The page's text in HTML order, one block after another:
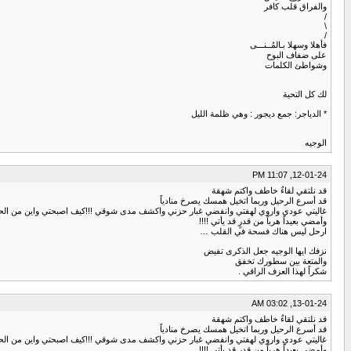
والفراق قلب كافر
/
\
/
فأهلا وسهلا بـالمُــنـــى
على ضفاف البوح
وشواطئ الكلمات
لك كل التحية
* الدياجر: جمع ديجور : وهي ظلمة الليل
الوجيه
12-01-24, 11:07 PM
قد نلتقي لقاءٌ خاطف واكتم شهقة
قد أسرع الرحيل وربما اتخيل همسك يصرخ منادياً
غاليتي عودي واروي لهفتي وانفضي غبار حزني واكشف مدى شوقي !!!كيف اصبحتي واين من
وأمضي بعيداً هرباً من قدرٍ قد يأتي !!!!
ارحل ليس هناك فسحة في القلب …
نزفك ايها الوجيه جعل الذكرى تفيض
والمتعة بين سطورك تخفق
شكراً لهذا العزف الراقي .
13-01-24, 03:02 AM
قد نلتقي لقاءٌ خاطف واكتم شهقة
قد أسرع الرحيل وربما اتخيل همسك يصرخ منادياً
غاليتي عودي واروي لهفتي وانفضي غبار حزني واكشف مدى شوقي !!!كيف اصبحتي واين من